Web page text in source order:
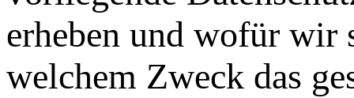
erheben und wofür wir
welchem Zweck das